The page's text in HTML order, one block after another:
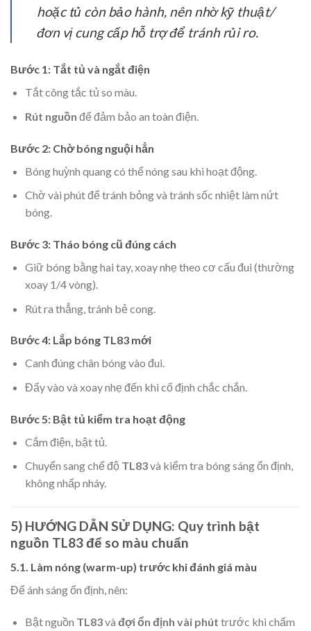
hoặc tủ còn bảo hành, nên nhờ kỹ thuật/
đơn vị cung cấp hỗ trợ để tránh rủi ro.
Bước 1: Tắt tủ và ngắt điện
Tắt công tắc tủ so màu.
Rút nguồn để đảm bảo an toàn điện.
Bước 2: Chờ bóng nguội hẳn
Bóng huỳnh quang có thể nóng sau khi hoạt động.
Chờ vài phút để tránh bỏng và tránh sốc nhiệt làm nứt
bóng.
Bước 3: Tháo bóng cũ đúng cách
Giữ bóng bằng hai tay, xoay nhẹ theo cơ cấu đui (thường
xoay 1/4 vòng).
Rút ra thẳng, tránh bẻ cong.
Bước 4: Lắp bóng TL83 mới
Canh đúng chân bóng vào đui.
Đẩy vào và xoay nhẹ đến khi cố định chắc chắn.
Bước 5: Bật tủ kiểm tra hoạt động
Cắm điện, bật tủ.
Chuyển sang chế độ TL83và kiểm tra bóng sáng ổn định,
không nhấp nháy.
5) HƯỚNG DẪN SỬ DỤNG: Quy trình bật
nguồn TL83 để so màu chuẩn
5.1. Làm nóng (warm-up) trước khi đánh giá màu
Để ánh sáng ổn định, nên:
Bật nguồn TL83và đợi ổn định vài phút trước khi chấm